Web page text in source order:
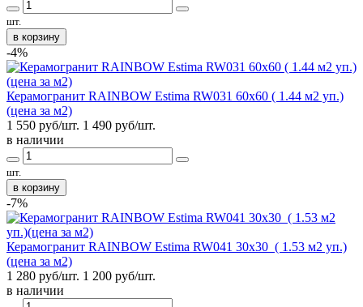
шт.
в корзину
-4%
Керамогранит RAINBOW Estima RW031 60x60 ( 1.44 м2 уп.)
(цена за м2)
1 550 руб/шт. 1 490 руб/шт.
в наличии
шт.
в корзину
-7%
Керамогранит RAINBOW Estima RW041 30x30 ( 1.53 м2 уп.)
(цена за м2)
1 280 руб/шт. 1 200 руб/шт.
в наличии